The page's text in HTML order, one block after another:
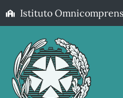
Istituto